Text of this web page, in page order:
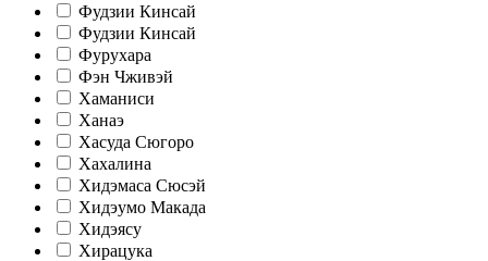
Фудзии Кинсай
Фудзии Кинсай
Фурухара
Фэн Чживэй
Хаманиси
Ханаэ
Хасуда Сюгоро
Хахалина
Хидэмаса Сюсэй
Хидэумо Макада
Хидэясу
Хирацука